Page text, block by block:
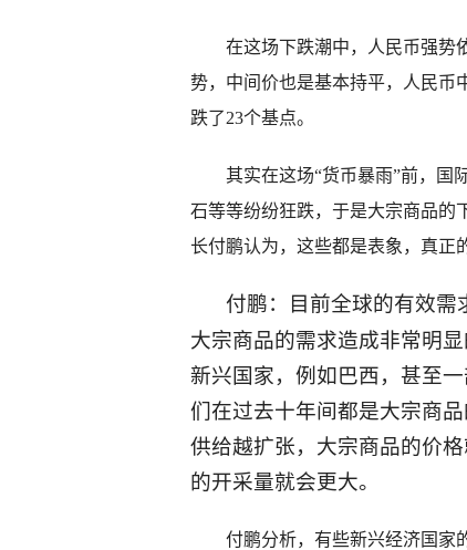
在这场下跌潮中，人民币强势依
势，中间价也是基本持平，人民币
跌了23个基点。
其实在这场“货币暴雨”前，国际
石等等纷纷狂跌，于是大宗商品的
长付鹏认为，这些都是表象，真正
付鹏：目前全球的有效需
大宗商品的需求造成非常明
新兴国家，例如巴西，甚至
们在过去十年间都是大宗商
供给越扩张，大宗商品的价
的开采量就会更大。
付鹏分析，有些新兴经济国家的